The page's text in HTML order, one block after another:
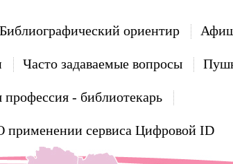
Библиографический ориентир
Часто задаваемые вопросы
- библиотекарь
применении сервиса Цифровой ID